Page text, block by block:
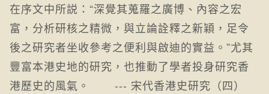
在序文中所説：“深覺其蒐羅之廣博、內容之宏
富，分析研核之精微，與立論詮釋之新穎，足令
後之研究者坐收參考之便利與啟迪的實益。”尤其
豐富本港史地的研究，也推動了學者投身研究香
港歷史的風氣。 --- 宋代香港史研究（四）